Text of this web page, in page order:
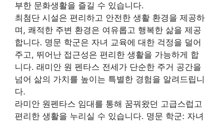
부한 문화생활을 즐길 수 있습니다.
최첨단 시설은 편리하고 안전한 생활 환경을 제공하
며, 쾌적한 주변 환경은 여유롭고 행복한 삶을 제공
합니다. 명문 학군은 자녀 교육에 대한 걱정을 덜어
주고, 뛰어난 접근성은 편리한 생활을 가능하게 합
니다. 래미안 원 펜타스 전세가 단순한 주거 공간을
넘어 삶의 가치를 높이는 특별한 경험을 알려드립니
다.
라미안 원펜타스 임대를 통해 꿈꿔왔던 고급스럽고
편리한 생활을 누리실 수 있습니다. 명문 학군: 자녀